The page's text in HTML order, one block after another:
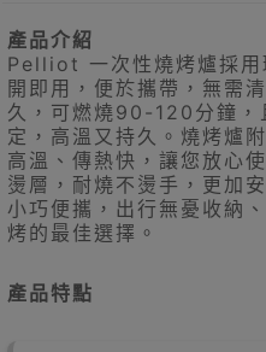
產品介紹
Pelliot 一次性燒烤爐採用
開即用，便於攜帶，無需
久，可燃燒90-120分鐘，
定，高溫又持久。燒烤爐
高溫、傳熱快，讓您放心
燙層，耐燒不燙手，更加
小巧便攜，出行無憂收納
烤的最佳選擇。
產品特點